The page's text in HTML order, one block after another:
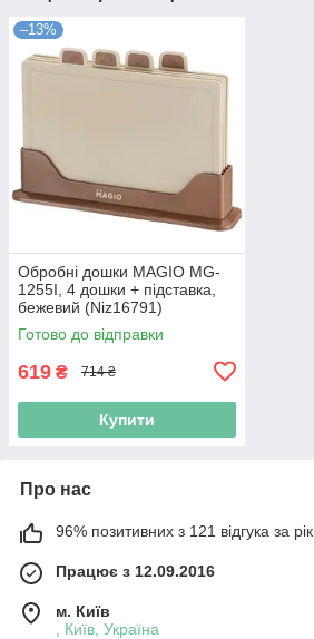
–13%
Обробні дошки MAGIO MG-
1255I, 4 дошки + підставка,
бежевий (Niz16791)
Готово до відправки
619 ₴ 714 ₴
Купити
Про нас
96% позитивних з 121 відгука за рік
Працює з 12.09.2016
м. Київ
, Київ, Україна